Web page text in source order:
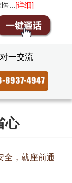
...[详细]
一交流
心
全，就座前通